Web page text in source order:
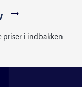
priser i indbakken